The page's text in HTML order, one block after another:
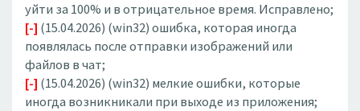
уйти за 100% и в отрицательное время. Исправлено;
[-] (15.04.2026) (win32) ошибка, которая иногда
появлялась после отправки изображений или
файлов в чат;
[-] (15.04.2026) (win32) мелкие ошибки, которые
иногда возникникали при выходе из приложения;